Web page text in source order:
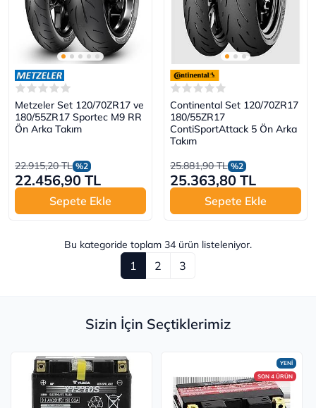
Metzeler Set 120/70ZR17 ve
180/55ZR17 Sportec M9 RR
Ön Arka Takım
22.915,20 TL %2
22.456,90 TL
Sepete Ekle
Continental Set 120/70ZR17
180/55ZR17
ContiSportAttack 5 Ön Arka
Takım
25.881,90 TL %2
25.363,80 TL
Sepete Ekle
Bu kategoride toplam 34 ürün listeleniyor.
1 2 3
Sizin İçin Seçtiklerimiz
YENİ
SON 4 ÜRÜN